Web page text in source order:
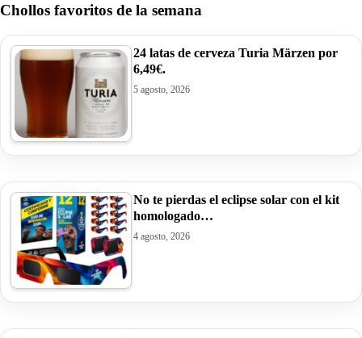
Chollos favoritos de la semana
24 latas de cerveza Turia Märzen por
6,49€.
5 agosto, 2026
No te pierdas el eclipse solar con el kit
homologado…
4 agosto, 2026